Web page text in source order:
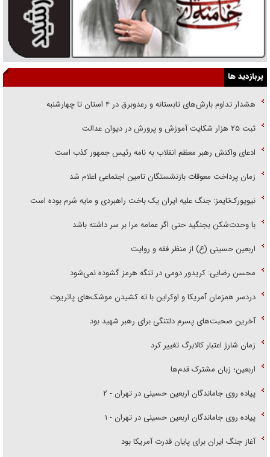
پربازدید ها
هشدار تداوم بارش‌های تابستانه و رعدوبرق در ۴ استان تا چهارشنبه
ثبت ۲۵ هزار شکایت آموزش و پرورش در دیوان عدالت
ادعای واکنش رهبر معظم انقلاب به نامه رئیس جمهور کذب است
زمان پرداخت معوقات بازنشستگان تامین اجتماعی اعلام شد
نیویورک‌تایمز: جنگ علیه ایران یک باخت راهبردی و مایه شرم بوده است
با وحدت‌شکن بجنگید حتی اگر عمامه مرا بر سر داشته باشد
اربعین حسینی (ع) از منظر فقه و روایت
محسن رضایی: کریدور دومی در تنگه هرمز گشوده نمی‌شود
دردسر همزمان آمریکا و اوکراین با ته کشیدن موشک‌های پاتریوت
آخرین صحبت‌های پسرم دلتنگی برای رهبر شهید بود
زمان شارژ اعتبار کالابرگ تغییر کرد
اربعین؛ زبان مشترک قدم‌ها
پیاده روی جاماندگان اربعین حسینی در تهران - ۲
پیاده روی جاماندگان اربعین حسینی در تهران - ۱
آغاز جنگ ایران برای پایان قدرت آمریکا بود